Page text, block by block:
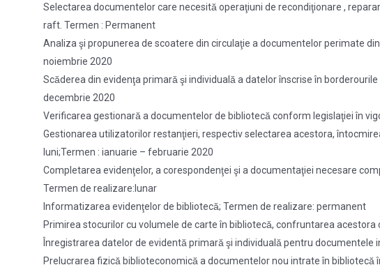
Selectarea documentelor care necesită operaţiuni de recondiţionare ,
raft. Termen : Permanent
Analiza şi propunerea de scoatere din circulaţie a documentelor perimate
noiembrie 2020
Scăderea din evidenţa primară şi individuală a datelor înscrise în
decembrie 2020
Verificarea gestionară a documentelor de bibliotecă conform legislaţiei în
Gestionarea utilizatorilor restanţieri, respectiv selectarea acestora,
luni;Termen : ianuarie – februarie 2020
Completarea evidenţelor, a corespondenţei şi a documentaţiei necesare
Termen de realizare:lunar
Informatizarea evidenţelor de bibliotecă; Termen de realizare: permanent
Primirea stocurilor cu volumele de carte în bibliotecă, confruntarea
Înregistrarea datelor de evidentă primară şi individuală pentru
Prelucrarea fizică biblioteconomică a documentelor nou intrate în